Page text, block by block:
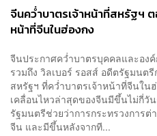
จีนคว่ำบาตรเจ้าหน้าที่สหรัฐฯ
หน้าที่จีนในฮ่องกง
จีนประกาศคว่ำบาตรบุคคลและอง
รวมถึง วิลเบอร์ รอสส์ อดีตรัฐมนต
สหรัฐฯ ที่คว่ำบาตรเจ้าหน้าที่จีนใ
เคลื่อนไหวล่าสุดของจีนมีขึ้นไม่กี่วั
รัฐมนตรีช่วยว่าการกระทรวงการต่
จีน และมีขึ้นหลังจากที...